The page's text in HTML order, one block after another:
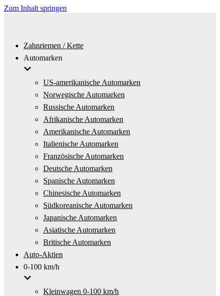
Zum Inhalt springen
Zahnriemen / Kette
Automarken
US-amerikanische Automarken
Norwegische Automarken
Russische Automarken
Afrikanische Automarken
Amerikanische Automarken
Italienische Automarken
Französische Automarken
Deutsche Automarken
Spanische Automarken
Chinesische Automarken
Südkoreanische Automarken
Japanische Automarken
Asiatische Automarken
Britische Automarken
Auto-Aktien
0-100 km/h
Kleinwagen 0-100 km/h